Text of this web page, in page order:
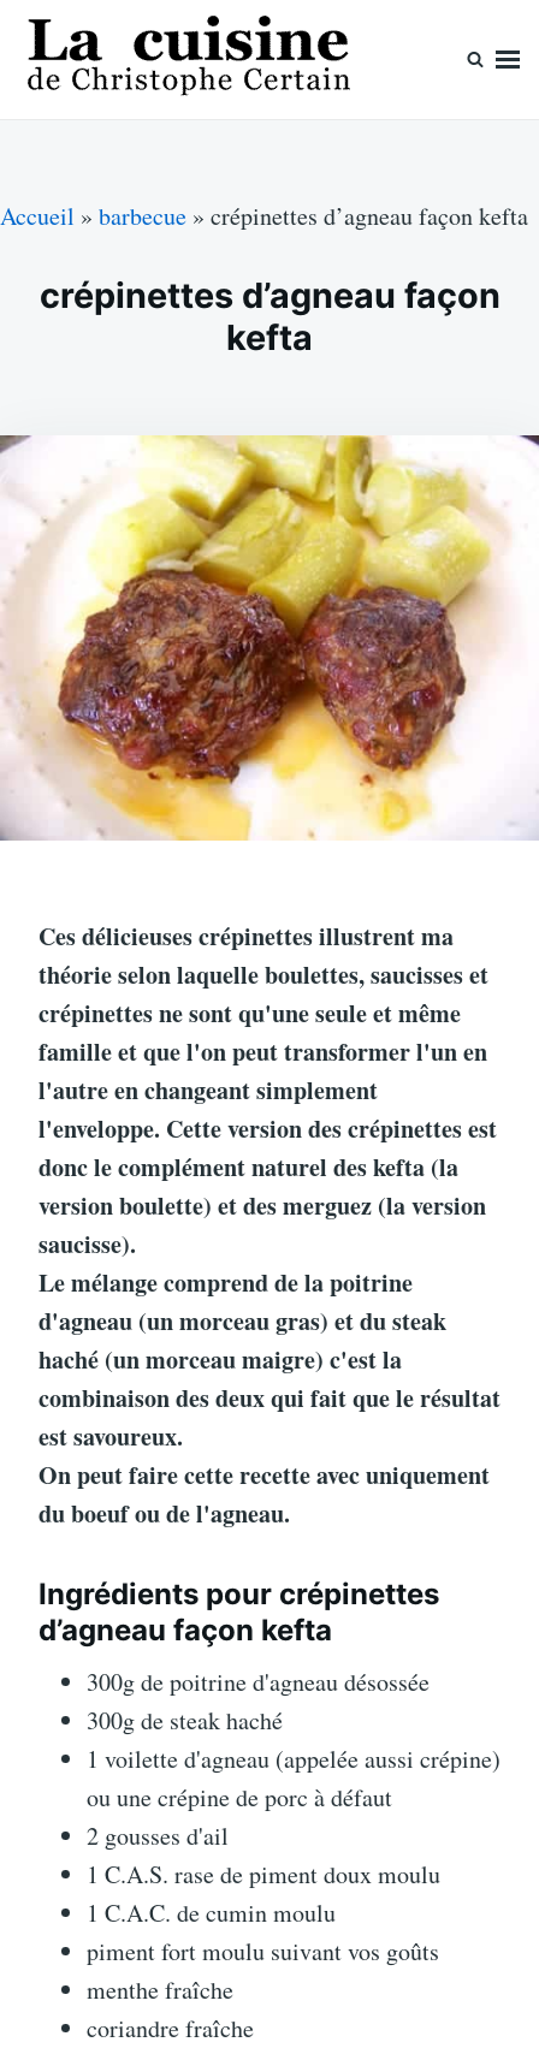
Skip
content
Search
for:
Accueil » barbecue » crépinettes d’agneau façon kefta
crépinettes d’agneau façon
kefta
Ces délicieuses crépinettes illustrent ma
théorie selon laquelle boulettes, saucisses et
crépinettes ne sont qu'une seule et même
famille et que l'on peut transformer l'un en
l'autre en changeant simplement
l'enveloppe. Cette version des crépinettes est
donc le complément naturel des kefta (la
version boulette) et des merguez (la version
saucisse).
Le mélange comprend de la poitrine
d'agneau (un morceau gras) et du steak
haché (un morceau maigre) c'est la
combinaison des deux qui fait que le résultat
est savoureux.
On peut faire cette recette avec uniquement
du boeuf ou de l'agneau.
Ingrédients pour crépinettes
d’agneau façon kefta
300g de poitrine d'agneau désossée
300g de steak haché
1 voilette d'agneau (appelée aussi crépine)
ou une crépine de porc à défaut
2 gousses d'ail
1 C.A.S. rase de piment doux moulu
1 C.A.C. de cumin moulu
piment fort moulu suivant vos goûts
menthe fraîche
coriandre fraîche